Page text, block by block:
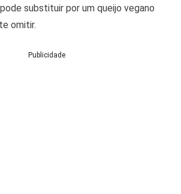
substituir por um queijo vegano
omitir.
Publicidade